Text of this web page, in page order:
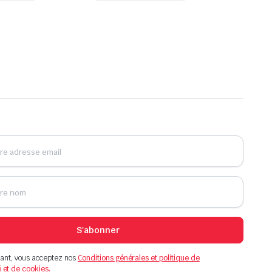
S'abonner
vous acceptez nosConditions générales et politique de
de cookies.